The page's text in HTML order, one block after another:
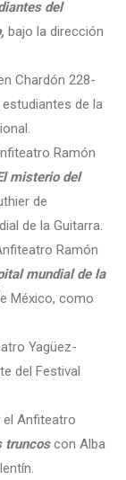
del
bajo la dirección
Chardón 228-
de la
Ramón
misterio del
de
de la Guitarra.
Ramón
mundial de la
México, como
Yagüez-
del Festival
el Anfiteatro
truncoscon Alba